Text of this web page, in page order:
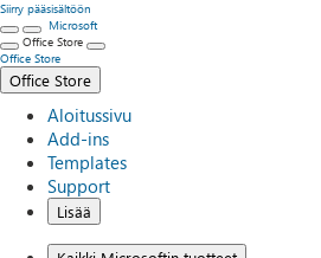
Siirry pääsisältöön
Microsoft
Office Store
Office Store
Office Store
Aloitussivu
Add-ins
Templates
Support
Lisää